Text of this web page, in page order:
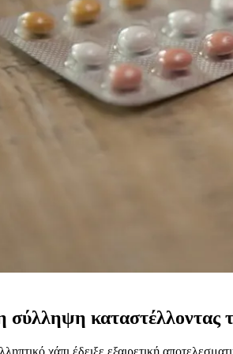
σύλληψη
χάπι έδειξε εξαιρετική